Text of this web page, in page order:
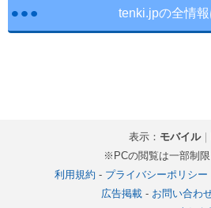
tenki.jpの全情
表示： モバイル｜
※PCの閲覧は一部制
利用規約 - プライバシーポリシー
広告掲載- お問い合わ